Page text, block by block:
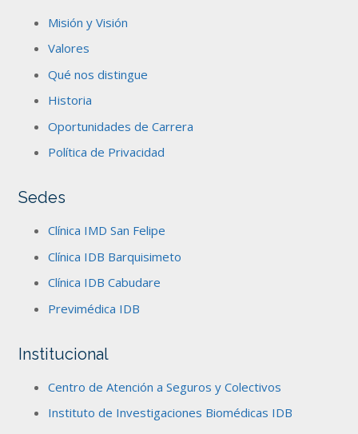
Misión y Visión
Valores
Qué nos distingue
Historia
Oportunidades de Carrera
Política de Privacidad
Sedes
Clínica IMD San Felipe
Clínica IDB Barquisimeto
Clínica IDB Cabudare
Previmédica IDB
Institucional
Centro de Atención a Seguros y Colectivos
Instituto de Investigaciones Biomédicas IDB